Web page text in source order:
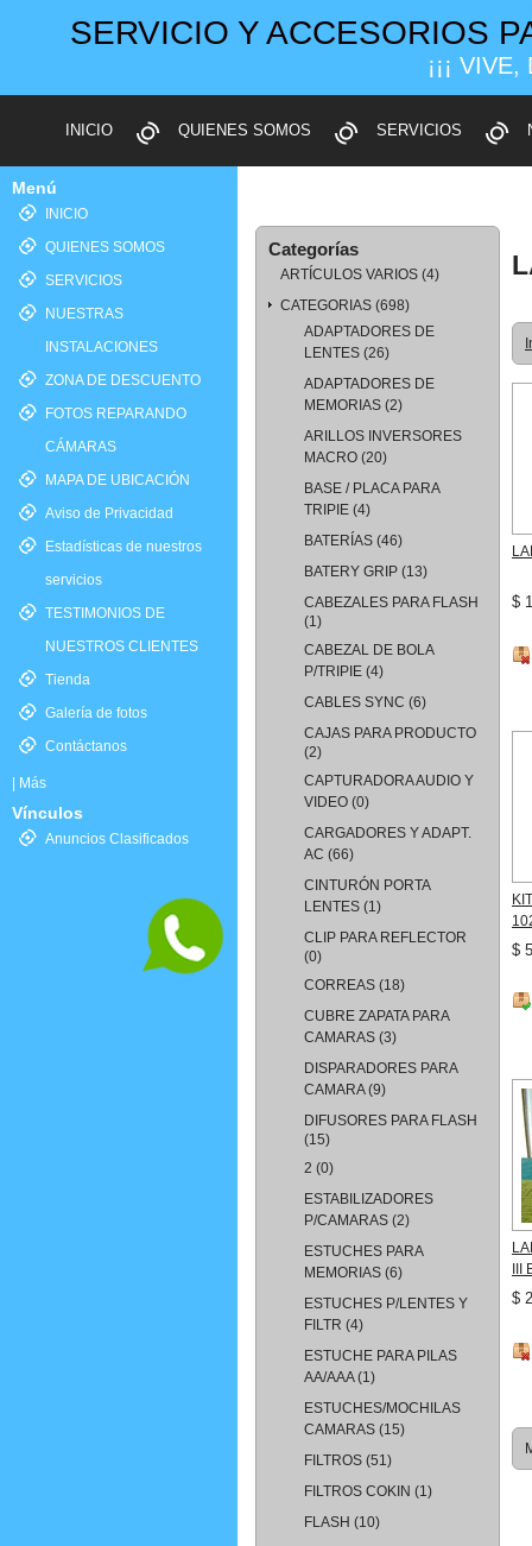
SERVICIO Y ACCESORIOS
¡¡¡
INICIO QUIENES SOMOS SERVICIOS
Menú
INICIO
QUIENES SOMOS
SERVICIOS
NUESTRAS
INSTALACIONES
ZONA DE DESCUENTO
FOTOS REPARANDO
CÁMARAS
MAPA DE UBICACIÓN
Aviso de Privacidad
Estadísticas de nuestros
servicios
TESTIMONIOS DE
NUESTROS CLIENTES
Tienda
Galería de fotos
Contáctanos
Más
Vínculos
Anuncios Clasificados
Categorías
ARTÍCULOS VARIOS (4)
CATEGORIAS (698)
ADAPTADORES DE
LENTES (26)
ADAPTADORES DE
MEMORIAS (2)
ARILLOS INVERSORES
MACRO (20)
BASE / PLACA PARA
TRIPIE (4)
BATERÍAS (46)
BATERY GRIP (13)
CABEZALES PARA FLASH
(1)
CABEZAL DE BOLA
P/TRIPIE (4)
CABLES SYNC (6)
CAJAS PARA PRODUCTO
(2)
CAPTURADORA AUDIO Y
VIDEO (0)
CARGADORES Y ADAPT.
AC (66)
CINTURÓN PORTA
LENTES (1)
CLIP PARA REFLECTOR
(0)
CORREAS (18)
CUBRE ZAPATA PARA
CAMARAS (3)
DISPARADORES PARA
CAMARA(9)
DIFUSORES PARA FLASH
(15)
2 (0)
ESTABILIZADORES
P/CAMARAS (2)
ESTUCHES PARA
MEMORIAS (6)
ESTUCHES P/LENTES Y
FILTR (4)
ESTUCHE PARA PILAS
AA/AAA(1)
ESTUCHES/MOCHILAS
CAMARAS (15)
FILTROS (51)
FILTROS COKIN (1)
FLASH (10)
$
$
$